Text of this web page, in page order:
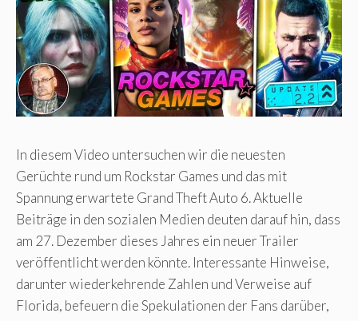
In diesem Video untersuchen wir die neuesten
Gerüchte rund um Rockstar Games und das mit
Spannung erwartete Grand Theft Auto 6. Aktuelle
Beiträge in den sozialen Medien deuten darauf hin, dass
am 27. Dezember dieses Jahres ein neuer Trailer
veröffentlicht werden könnte. Interessante Hinweise,
darunter wiederkehrende Zahlen und Verweise auf
Florida, befeuern die Spekulationen der Fans darüber,